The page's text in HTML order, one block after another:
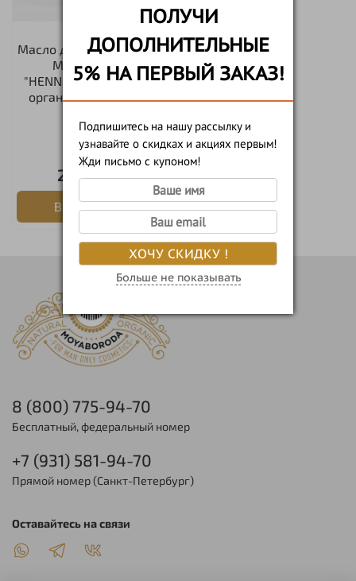
ПОЛУЧИ
ДОПОЛНИТЕЛЬНЫЕ
5% НА ПЕРВЫЙ ЗАКАЗ!
Подпишитесь на нашу рассылку и
узнавайте о скидках и акциях первым!
Жди письмо с купоном!
ХОЧУ СКИДКУ !
Больше не показывать
Масло для бороды и усов
MOYABORODA
"HENNESSY" ("Хеннеси",
органик, с коньяком).
50мл
2 500 руб
В корзину
8 (800) 775-94-70
Бесплатный, федеральный номер
+7 (931) 581-94-70
Прямой номер (Санкт-Петербург)
Оставайтесь на связи